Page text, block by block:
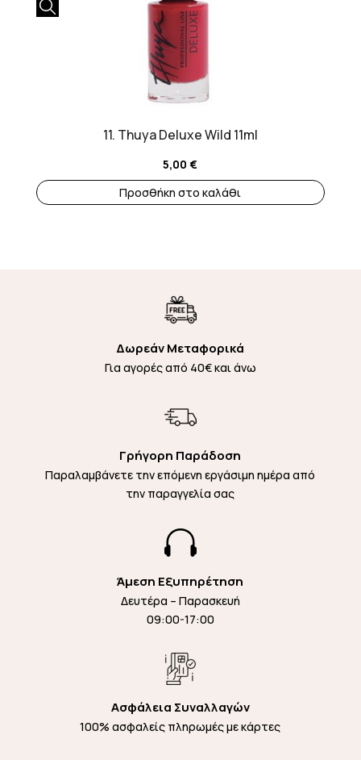
11. Thuya Deluxe Wild 11ml
5,00€
Προσθήκη στο καλάθι
Δωρεάν Μεταφορικά
Για αγορές από 40€ και άνω
Γρήγορη Παράδοση
Παραλαμβάνετε την επόμενη εργάσιμη ημέρα από
την παραγγελία σας

Άμεση Εξυπηρέτηση
Δευτέρα – Παρασκευή
09:00-17:00
Ασφάλεια Συναλλαγών
100% ασφαλείς πληρωμές με κάρτες